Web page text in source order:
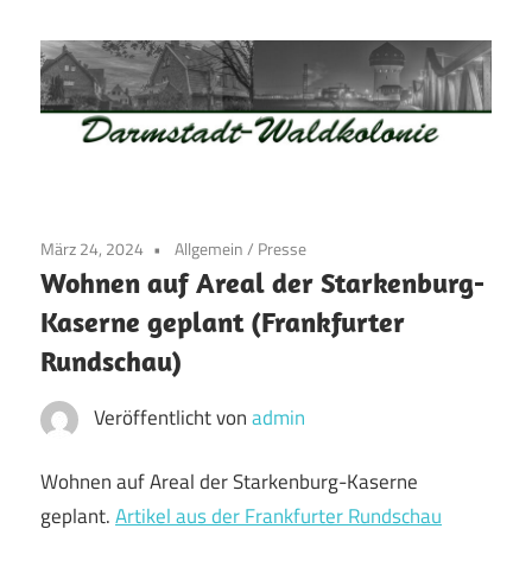
Inhalt
springen
Darmstadt
Altstadt
der
Weststadt
–
Darmstadt
März 24, 2024 Allgemein/ Presse
Wohnen auf Areal der Starkenburg-
Kaserne geplant (Frankfurter
Rundschau)
Veröffentlicht vonadmin
Wohnen auf Areal der Starkenburg-Kaserne
geplant.Artikel aus der Frankfurter Rundschau